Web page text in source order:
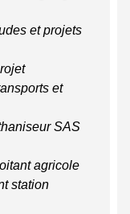
et projets
et
SAS
agricole
station